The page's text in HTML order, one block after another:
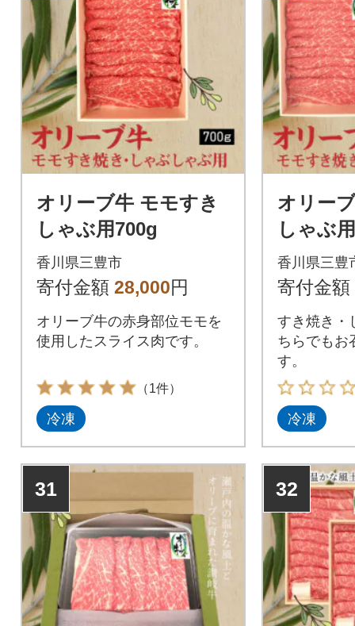
オリーブ牛 モモすき
しゃぶ用700g
香川県三豊市
寄付金額 28,000円
オリーブ牛の赤身部位モモを
使用したスライス肉です。
（1件）
冷凍
オリー
しゃぶ
香川県三豊
寄付金額
すき焼き・
ちらでもお
す。
冷凍
31 32